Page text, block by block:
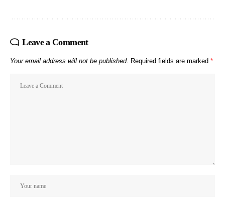
Leave a Comment
Your email address will not be published. Required fields are marked *